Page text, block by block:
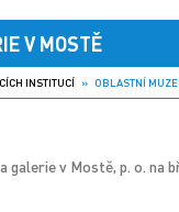
V MOSTĚ
INSTITUCÍ » OBLASTNÍ
galerie v Mostě, p. o. na